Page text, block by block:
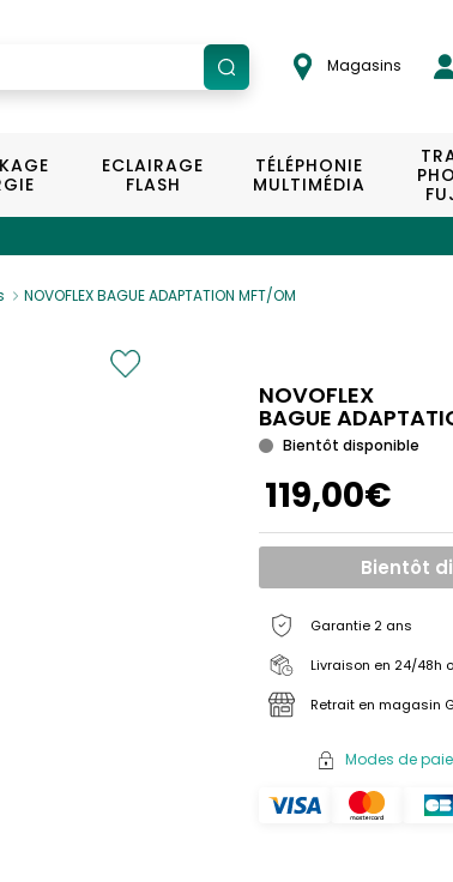
Magasins
ECLAIRAGE
FLASH
TÉLÉPHONIE
MULTIMÉDIA
NOVOFLEX BAGUE ADAPTATION MFT/OM
NOVOFLEX
BAGUE
Bientôt disponible
119,00€
Bientôt
Garantie 2 ans
Livraison en 24/48h
Retrait en magasin
Modes de